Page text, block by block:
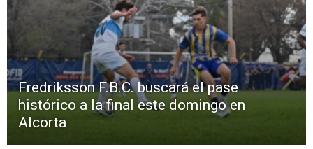
Fredriksson F.B.C. buscará el pase
histórico a la final este domingo en
Alcorta